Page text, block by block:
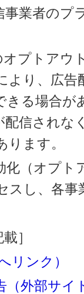
事業者のプ
プトアウ
より、広
きる場合が
信されな
ます。
化（オプト
スし、各
］
リンク）
（外部サイ